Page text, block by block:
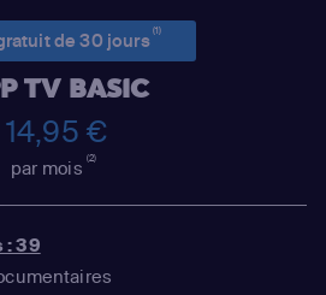
de 30 jours(1)
TV BASIC
14,95 €
par mois(2)
: 39